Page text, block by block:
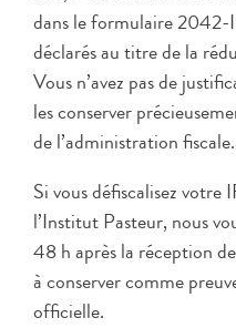
dans le formulaire 2042-
déclarés au titre de la
Vous n’avez pas de
les conserver
de l’administration fiscale.
Si vous défiscalisez votre
l’Institut Pasteur, nous
48 h après la réception
à conserver comme
officielle.